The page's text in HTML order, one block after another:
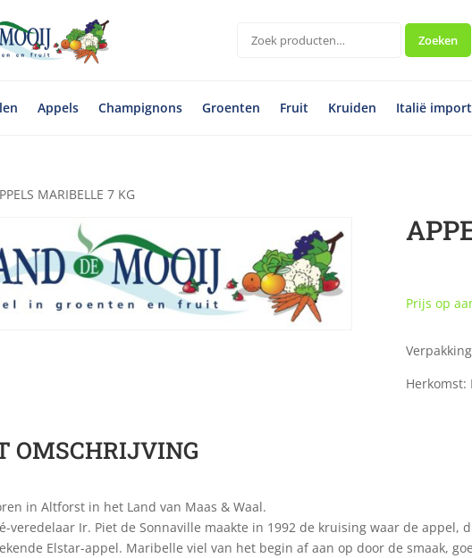
Zoeken
Zoeken
Appels Champignons Groenten Fruit Kruiden Italië import
MARIBELLE 7 KG
Prijs op
Herkomst:
OMSCHRIJVING
in Altforst in het Land van Maas & Waal.
veredelaar Ir. Piet de Sonnaville maakte in 1992 de kruising waar de
Elstar-appel. Maribelle viel van het begin af aan op door de smaak,